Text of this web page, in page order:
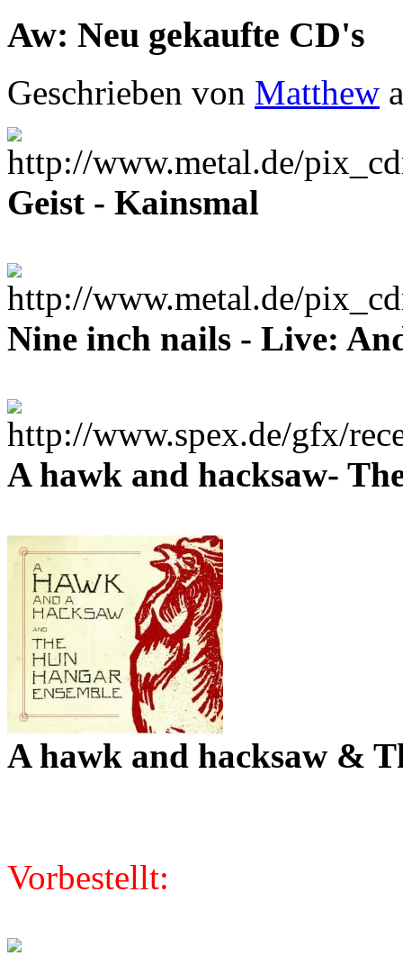
Aw: Neu gekaufte CD's
Geschrieben von Matthew
Geist - Kainsmal
Nine inch nails - Live:
A hawk and hacksaw-
A hawk and hacksaw &
Vorbestellt: